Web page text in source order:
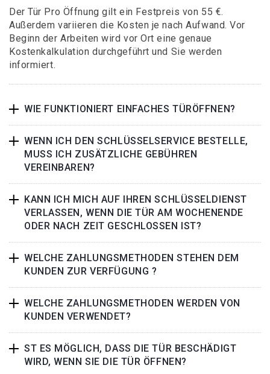
Der Tür Pro Öffnung gilt ein Festpreis von 55 €.
Außerdem variieren die Kosten je nach Aufwand. Vor
Beginn der Arbeiten wird vor Ort eine genaue
Kostenkalkulation durchgeführt und Sie werden
informiert.
WIE FUNKTIONIERT EINFACHES TÜRÖFFNEN?
WENN ICH DEN SCHLÜSSELSERVICE BESTELLE,
MUSS ICH ZUSÄTZLICHE GEBÜHREN
VEREINBAREN?
KANN ICH MICH AUF IHREN SCHLÜSSELDIENST
VERLASSEN, WENN DIE TÜR AM WOCHENENDE
ODER NACH ZEIT GESCHLOSSEN IST?
WELCHE ZAHLUNGSMETHODEN STEHEN DEM
KUNDEN ZUR VERFÜGUNG ?
WELCHE ZAHLUNGSMETHODEN WERDEN VON
KUNDEN VERWENDET?
ST ES MÖGLICH, DASS DIE TÜR BESCHÄDIGT
WIRD, WENN SIE DIE TÜR ÖFFNEN?